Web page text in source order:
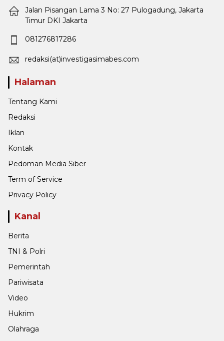
Jalan Pisangan Lama 3 No: 27 Pulogadung, Jakarta
Timur DKI Jakarta
081276817286
redaksi(at)investigasimabes.com
Halaman
Tentang Kami
Redaksi
Iklan
Kontak
Pedoman Media Siber
Term of Service
Privacy Policy
Kanal
Berita
TNI & Polri
Pemerintah
Pariwisata
Video
Hukrim
Olahraga